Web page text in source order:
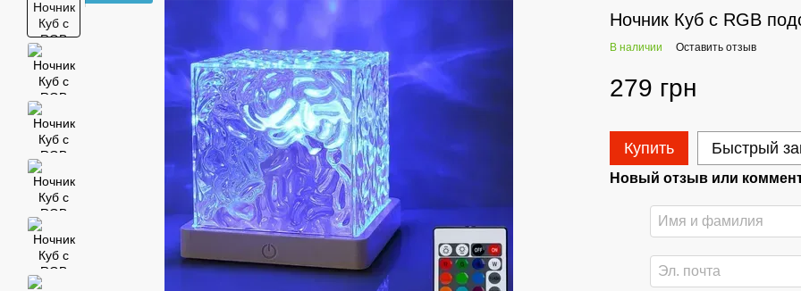
Ночник Куб с RGB
В наличии Оставить отзыв
279 грн
Купить Быстрый
Новый отзыв или